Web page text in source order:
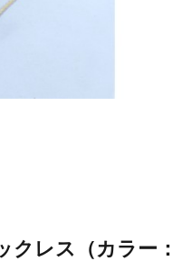
クレス（カラー：